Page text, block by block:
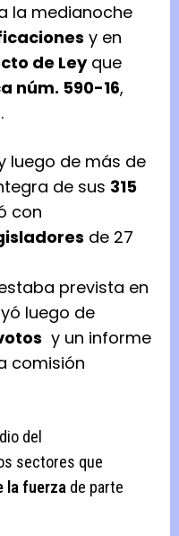
la medianoche
y en
de Leyque
núm. 590-16,
luego de más de
de sus 315
con
de 27
prevista en
luego de
y un informe
comisión
del
sectores que
la fuerza de parte